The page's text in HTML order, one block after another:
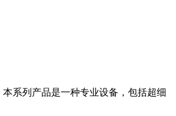
系列产品是一种专业设备，包括超细